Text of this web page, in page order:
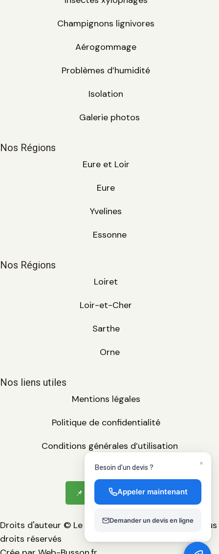
Champignons lignivores
Aérogommage
Problèmes d’humidité
Isolation
Galerie photos
Nos Régions
Eure et Loir
Eure
Yvelines
Essonne
Nos Régions
Loiret
Loir-et-Cher
Sarthe
Orne
Nos liens utiles
Mentions légales
Politique de confidentialité
Conditions générales d’utilisation
📌 Voir le Plan du Site
Droits d'auteur © Le Sommet de L'habitat 2025. Tous
droits réservés
×
Besoin d'un devis ?
Appeler maintenant
Demander un devis en ligne